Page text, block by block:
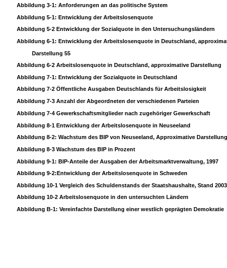
Abbildung 3-1: Anforderungen an das politische System
Abbildung 5-1: Entwicklung der Arbeitslosenquote
Abbildung 5-2 Entwicklung der Sozialquote in den Untersuchungsländern
Abbildung 6-1: Entwicklung der Arbeitslosenquote in Deutschland,
Darstellung 55
Abbildung 6-2 Arbeitslosenquote in Deutschland, approximative Darstellung
Abbildung 7-1: Entwicklung der Sozialquote in Deutschland
Abbildung 7-2 Öffentliche Ausgaben Deutschlands für Arbeitslosigkeit
Abbildung 7-3 Anzahl der Abgeordneten der verschiedenen Parteien
Abbildung 7-4 Gewerkschaftsmitglieder nach zugehöriger Gewerkschaft
Abbildung 8-1 Entwicklung der Arbeitslosenquote in Neuseeland
Abbildung 8-2: Wachstum des BIP von Neuseeland, Approximative Darstellung
Abbildung 8-3 Wachstum des BIP in Prozent
Abbildung 9-1: BIP-Anteile der Ausgaben der Arbeitsmarktverwaltung, 1997
Abbildung 9-2:Entwicklung der Arbeitslosenquote in Schweden
Abbildung 10-1 Vergleich des Schuldenstands der Staatshaushalte, Stand
Abbildung 10-2 Arbeitslosenquote in den untersuchten Ländern
Abbildung B-1: Vereinfachte Darstellung einer westlich geprägten Demokratie